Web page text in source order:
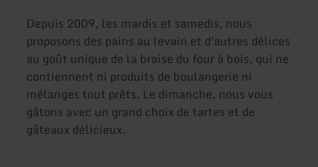
Depuis 2009, les mardis et samedis, nous
proposons des pains au levain et d'autres délices
au goût unique de la braise du four à bois, qui ne
contiennent ni produits de boulangerie ni
mélanges tout prêts. Le dimanche, nous vous
gâtons avec un grand choix de tartes et de
gâteaux délicieux.